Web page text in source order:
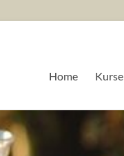
Home Kurse